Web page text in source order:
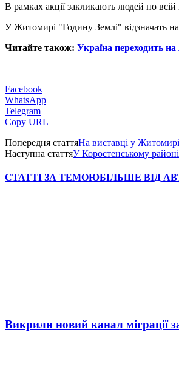
В рамках акції закликають людей по
У Житомирі "Годину Землі" відзначать
Читайте також: Україна переходить на
Facebook
WhatsApp
Telegram
Copy URL
Попередня статтяНа виставці у
Наступна статтяУ Коростенському районі
СТАТТІ ЗА ТЕМОЮБІЛЬШЕ ВІД
Викрили новий канал міграції